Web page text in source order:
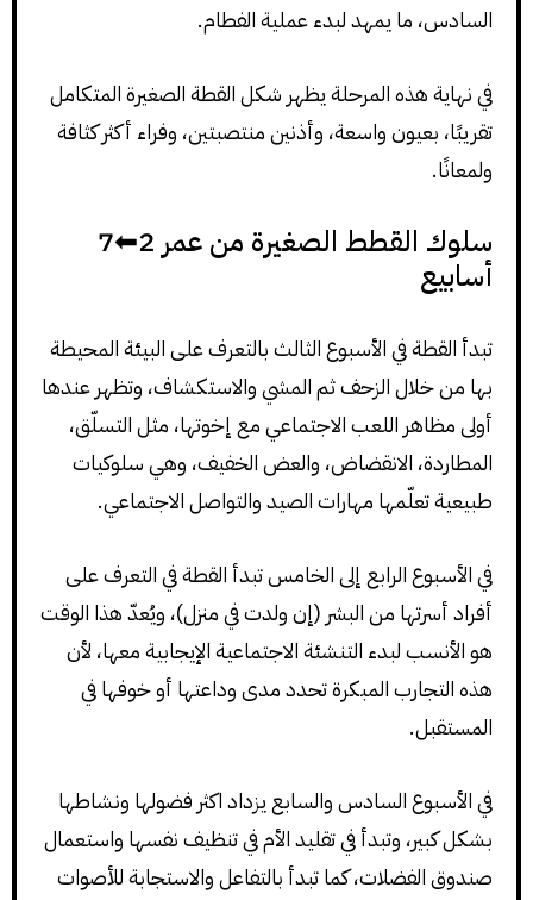
السادس، ما يمهد لبدء عملية الفطام.
في نهاية هذه المرحلة يظهر شكل القطة الصغيرة المتكامل
تقريبًا، بعيون واسعة، وأذنين منتصبتين، وفراء أكثر كثافة
ولمعانًا.
سلوك القطط الصغيرة من عمر 2⬅7
أسابيع
تبدأ القطة في الأسبوع الثالث بالتعرف على البيئة المحيطة
بها من خلال الزحف ثم المشي والاستكشاف، وتظهر عندها
أولى مظاهر اللعب الاجتماعي مع إخوتها، مثل التسلّق،
المطاردة، الانقضاض، والعض الخفيف، وهي سلوكيات
طبيعية تعلّمها مهارات الصيد والتواصل الاجتماعي.
في الأسبوع الرابع إلى الخامس تبدأ القطة في التعرف على
أفراد أسرتها من البشر (إن ولدت في منزل)، ويُعدّ هذا الوقت
هو الأنسب لبدء التنشئة الاجتماعية الإيجابية معها، لأن
هذه التجارب المبكرة تحدد مدى وداعتها أو خوفها في
المستقبل.
في الأسبوع السادس والسابع يزداد اكثر فضولها ونشاطها
بشكل كبير، وتبدأ في تقليد الأم في تنظيف نفسها واستعمال
صندوق الفضلات، كما تبدأ بالتفاعل والاستجابة للأصوات